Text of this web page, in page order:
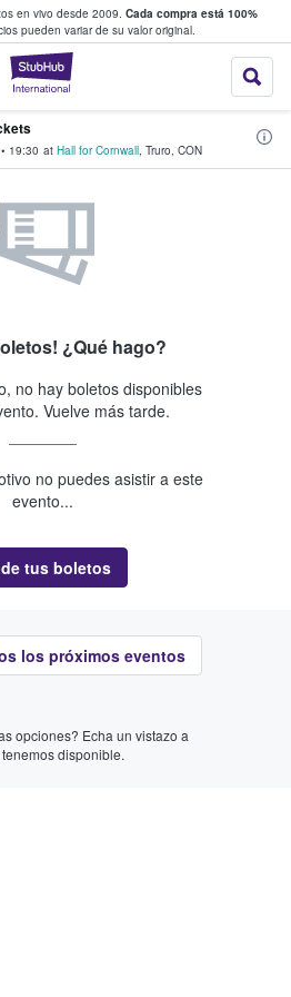
en vivo desde 2009. Cada compra está 100%
pueden variar de su valor original.
StubHub: donde
venden boletos
• 19:30 at Hall for Cornwall, Truro, CON
¿Qué hago?
no hay boletos disponibles
Vuelve más tarde.
no puedes asistir a este
evento...
tus boletos
los próximos eventos
opciones? Echa un vistazo a
disponible.